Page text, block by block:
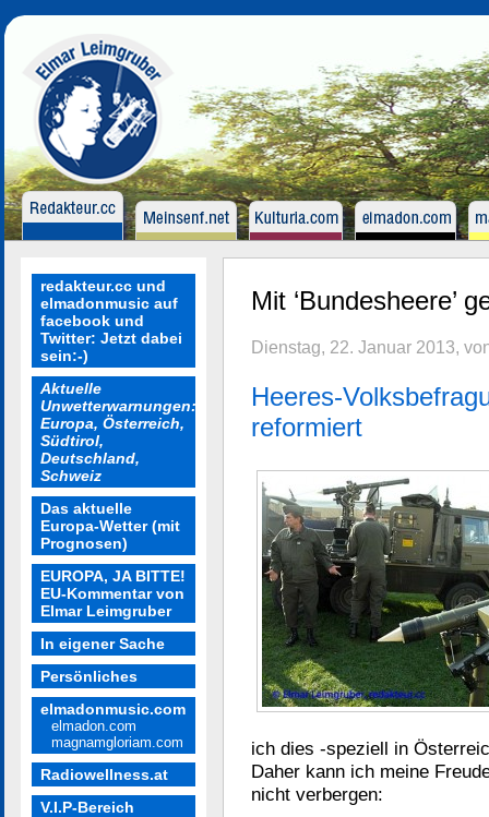
redakteur.cc und
elmadonmusic auf
facebook und
Twitter: Jetzt dabei
sein:-)
Aktuelle
Unwetterwarnungen:
Europa, Österreich,
Südtirol,
Deutschland,
Schweiz
Das aktuelle
Europa-Wetter (mit
Prognosen)
EUROPA, JA BITTE!
EU-Kommentar von
Elmar Leimgruber
In eigener Sache
Persönliches
elmadonmusic.com
elmadon.com
magnamgloriam.com
Radiowellness.at
V.I.P-Bereich
Mit ‘Bundesheere’
Dienstag, 22. Januar 2013,
Heeres-
reformiert
ich dies -speziell in
Daher kann ich meine
nicht verbergen: